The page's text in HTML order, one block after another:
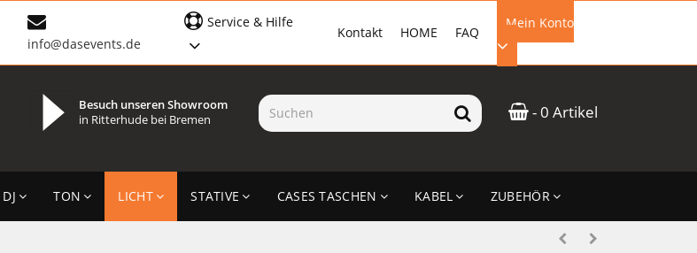
info@dasevents.de
Mein Konto
EMAIL-ADRESSE
ANMELDEN
FAQ
HOME
Kontakt
Service & Hilfe
- 0 Artikel
Besuch unseren Showroom
in Ritterhude bei Bremen
DJ TON LICHT STATIVE CASES TASCHEN KABEL ZUBEHÖR